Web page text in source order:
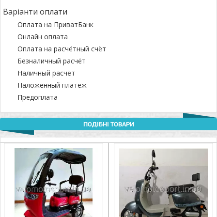
Варіанти оплати
Оплата на ПриватБанк
Онлайн оплата
Оплата на расчётный счёт
Безналичный расчёт
Наличный расчёт
Наложенный платеж
Предоплата
ПОДІБНІ ТОВАРИ